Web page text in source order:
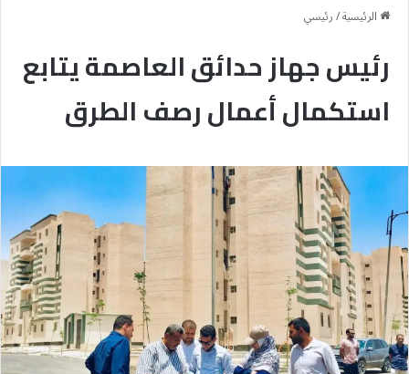
الرئيسية/رئيسي
رئيس جهاز حدائق العاصمة يتابع
استكمال أعمال رصف الطرق